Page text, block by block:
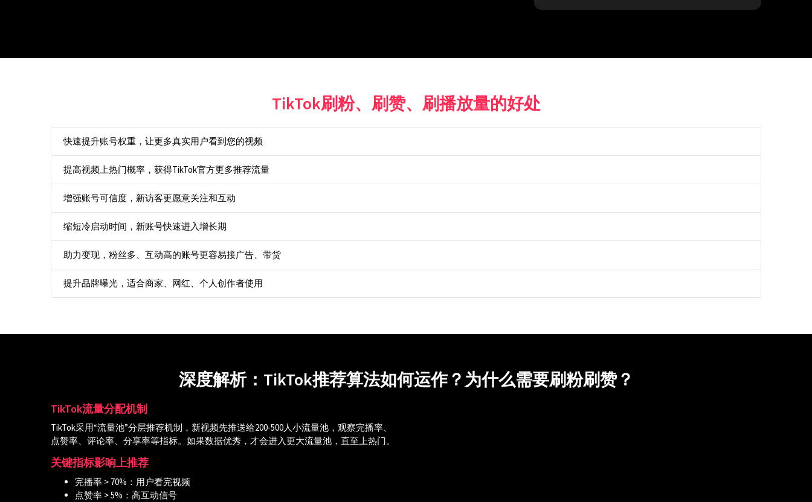
TikTok刷粉、刷赞、刷播放量的好处
快速提升账号权重，让更多真实用户看到您的视频
提高视频上热门概率，获得TikTok官方更多推荐流量
增强账号可信度，新访客更愿意关注和互动
缩短冷启动时间，新账号快速进入增长期
助力变现，粉丝多、互动高的账号更容易接广告、带货
提升品牌曝光，适合商家、网红、个人创作者使用
深度解析：TikTok推荐算法如何运作？为什么需要刷粉刷赞？
TikTok流量分配机制
TikTok采用“流量池”分层推荐机制，新视频先推送给200-500人小流量池，观察完播率、
点赞率、评论率、分享率等指标。如果数据优秀，才会进入更大流量池，直至上热门。
关键指标影响上推荐
完播率 > 70%：用户看完视频
点赞率 > 5%：高互动信号